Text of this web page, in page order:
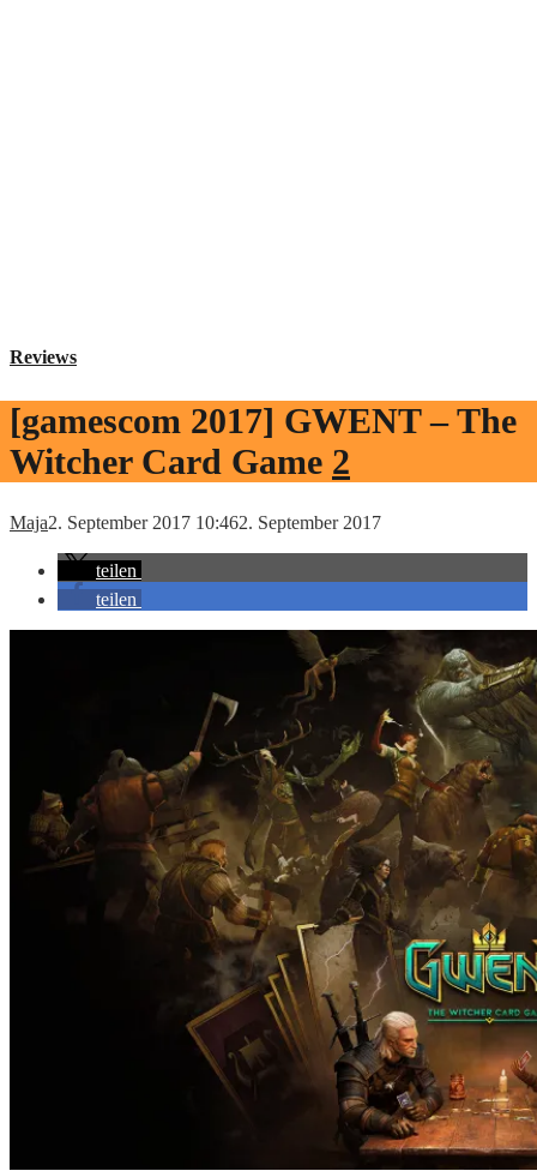
Reviews
[gamescom 2017] GWENT – The
Witcher Card Game 2
Maja2. September 2017 10:462. September 2017
teilen
teilen